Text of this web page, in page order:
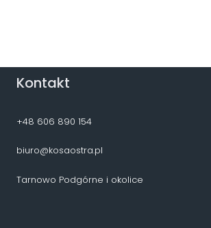
Kontakt
+48 606 890 154
biuro@kosaostra.pl
Tarnowo Podgórne i okolice